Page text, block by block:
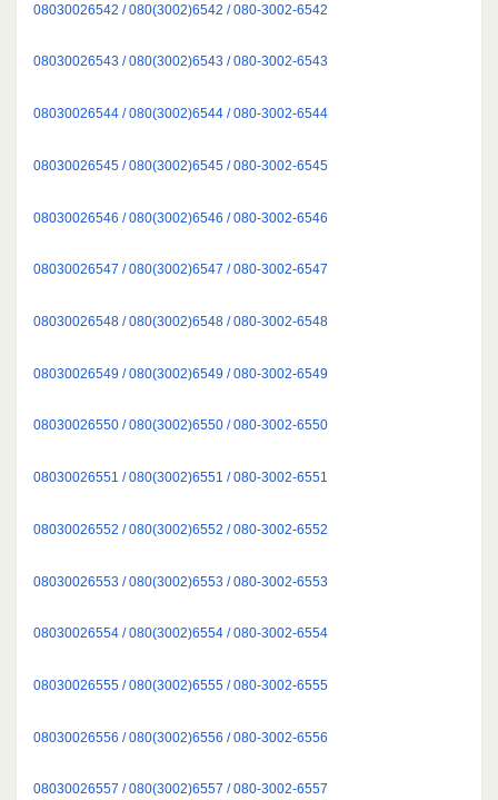
08030026542 / 080(3002)6542 / 080-3002-6542
08030026543 / 080(3002)6543 / 080-3002-6543
08030026544 / 080(3002)6544 / 080-3002-6544
08030026545 / 080(3002)6545 / 080-3002-6545
08030026546 / 080(3002)6546 / 080-3002-6546
08030026547 / 080(3002)6547 / 080-3002-6547
08030026548 / 080(3002)6548 / 080-3002-6548
08030026549 / 080(3002)6549 / 080-3002-6549
08030026550 / 080(3002)6550 / 080-3002-6550
08030026551 / 080(3002)6551 / 080-3002-6551
08030026552 / 080(3002)6552 / 080-3002-6552
08030026553 / 080(3002)6553 / 080-3002-6553
08030026554 / 080(3002)6554 / 080-3002-6554
08030026555 / 080(3002)6555 / 080-3002-6555
08030026556 / 080(3002)6556 / 080-3002-6556
08030026557 / 080(3002)6557 / 080-3002-6557